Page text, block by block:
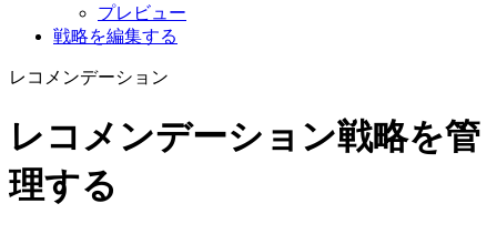
プレビュー
戦略を編集する
レコメンデーション
レコメンデーション戦略を管
理する